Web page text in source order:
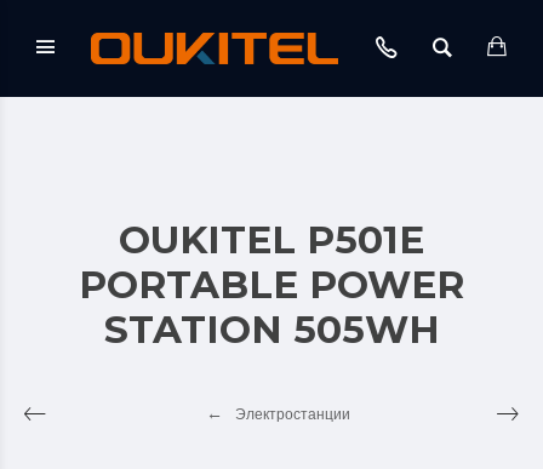
OUKITEL P501E
PORTABLE POWER
STATION 505WH
Электростанции